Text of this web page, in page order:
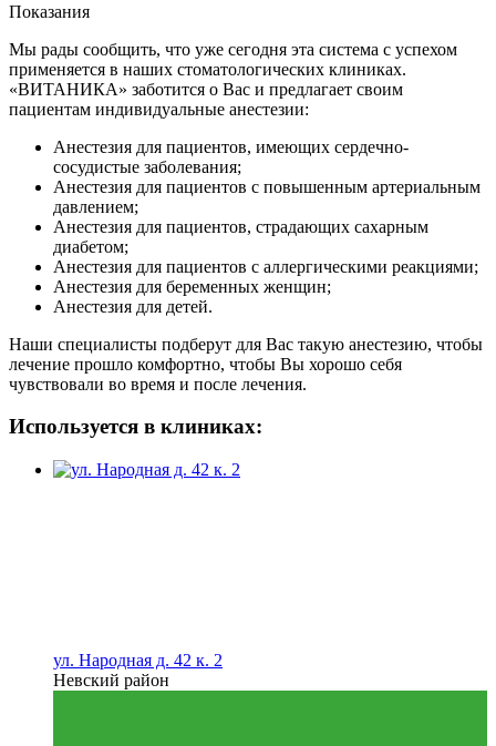
Показания
Мы рады сообщить, что уже сегодня эта система с успехом
применяется в наших стоматологических клиниках.
«ВИТАНИКА» заботится о Вас и предлагает своим
пациентам индивидуальные анестезии:
Анестезия для пациентов, имеющих сердечно-
сосудистые заболевания;
Анестезия для пациентов с повышенным артериальным
давлением;
Анестезия для пациентов, страдающих сахарным
диабетом;
Анестезия для пациентов с аллергическими реакциями;
Анестезия для беременных женщин;
Анестезия для детей.
Наши специалисты подберут для Вас такую анестезию, чтобы
лечение прошло комфортно, чтобы Вы хорошо себя
чувствовали во время и после лечения.
Используется в клиниках:
ул. Народная д. 42 к. 2
Невский район